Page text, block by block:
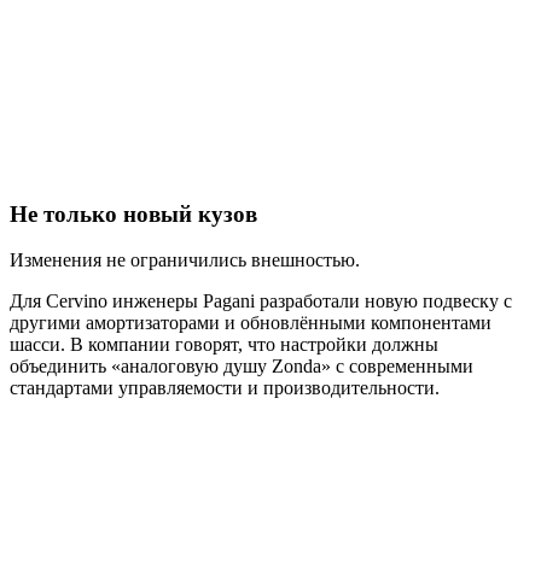
Не только новый кузов
Изменения не ограничились внешностью.
Для Cervino инженеры Pagani разработали новую подвеску с
другими амортизаторами и обновлёнными компонентами
шасси. В компании говорят, что настройки должны
объединить «аналоговую душу Zonda» с современными
стандартами управляемости и производительности.